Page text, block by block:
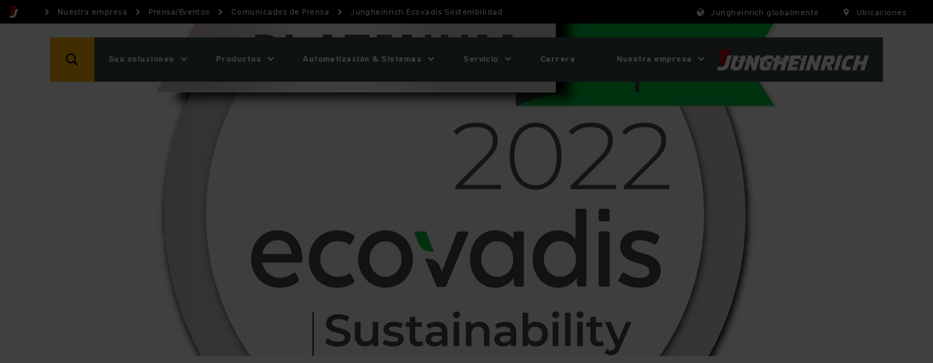
Nuestra empresa Prensa/Eventos Comunicados de Prensa Jungheinrich Ecovadis Sostenibilidad Jungheinrich globalmente Ubicaciones
Sus soluciones Productos Automatización & Sistemas Servicio Carrera Nuestra empresa ¡Compre aquí!